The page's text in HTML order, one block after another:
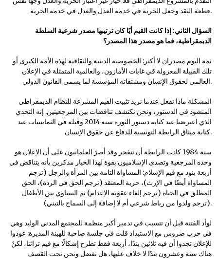
قطعة النقد وجعل الحرية في خدمة العدل والعدل في خدمة الحرية.
السؤال الثاني: إذا كانت القيم أيًا كان ترتيبها مصدر شرعية السلطة
الديمقراطية، فما هو مصدر هذا المصدر؟
ثمة اليوم مصدران لا أكثر: الخصوصية الدينية والثقافية لهذه الأمة الكبرى أو
تلك القبيلة المعزولة في غابات الأمازون، والعالمية المتمثلة في الإعلان
العالمي لحقوق الإنسان ومشتقاته المؤسسة لما يسمى القانون الدولي.
المشكلة ماذا نفعل عندما نريد تثبيت القيم المشرعة للنظام الديمقراطي
المنشود في الدستور، ونحن نكتشف تناقضات بين المرجعيتين. إنه التحدي
الذي اعترضنا عند كتابة دستور الثورة سنة 2014 وقبله في الثمانينيات عند
كتابة ميثاق الرابطة التونسية للدفاع عن حقوق الإنسان.
سنة 1984 كادت الرابطة أن تنفجر وقد أصرّ العلمانيون على أن الإعلان هو
وحده المرجعية وتصدى الإسلاميون بقوة لهذا الخيار مذكرين بأنه يتناقض في
أربعة بنود مع قيم الإسلام: المساواة التامة بين المرأة والرجل (ترجم
المساواة أيضًا في الإرث)، حرية المعتقد (ترجم الحق في الردة)، الحق
المطلق في الحياة (ترجم إلغاء عقوبة الإعدام) ثم التساوي بين الأطفال
(ترجم ولدوا من رباط شرعي أم لا إضافة إلى السماح بالتبني).
لوأد الفتنة قبل أن تتسبب في تدمير أكبر منظمة للمجتمع المدني الوليد وهي
في حرب ضروس مع الاستبداد قلت في جلسة صاخبة للهيئة المديرة: عودوا
للإعلان تجدوا أن فيه ثلاثين بندًا، أربعة فقط تطرح إشكالًا مع قيم تراثنا، لكنْ
هناك ستة وعشرون بندًا لا خلاف عليها، هل نفضل ونحن تحت القصف